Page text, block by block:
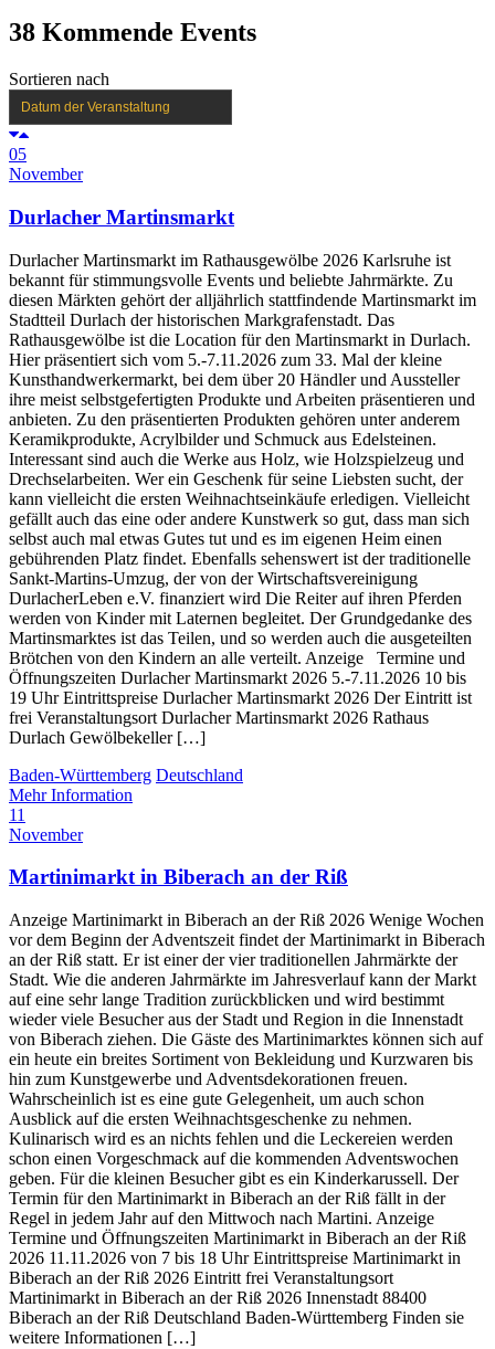
38 Kommende Events
Sortieren nach
Datum der Veranstaltung
05
November
Durlacher Martinsmarkt
Durlacher Martinsmarkt im Rathausgewölbe 2026 Karlsruhe ist
bekannt für stimmungsvolle Events und beliebte Jahrmärkte. Zu
diesen Märkten gehört der alljährlich stattfindende Martinsmarkt im
Stadtteil Durlach der historischen Markgrafenstadt. Das
Rathausgewölbe ist die Location für den Martinsmarkt in Durlach.
Hier präsentiert sich vom 5.-7.11.2026 zum 33. Mal der kleine
Kunsthandwerkermarkt, bei dem über 20 Händler und Aussteller
ihre meist selbstgefertigten Produkte und Arbeiten präsentieren und
anbieten. Zu den präsentierten Produkten gehören unter anderem
Keramikprodukte, Acrylbilder und Schmuck aus Edelsteinen.
Interessant sind auch die Werke aus Holz, wie Holzspielzeug und
Drechselarbeiten. Wer ein Geschenk für seine Liebsten sucht, der
kann vielleicht die ersten Weihnachtseinkäufe erledigen. Vielleicht
gefällt auch das eine oder andere Kunstwerk so gut, dass man sich
selbst auch mal etwas Gutes tut und es im eigenen Heim einen
gebührenden Platz findet. Ebenfalls sehenswert ist der traditionelle
Sankt-Martins-Umzug, der von der Wirtschaftsvereinigung
DurlacherLeben e.V. finanziert wird Die Reiter auf ihren Pferden
werden von Kinder mit Laternen begleitet. Der Grundgedanke des
Martinsmarktes ist das Teilen, und so werden auch die ausgeteilten
Brötchen von den Kindern an alle verteilt. Anzeige Termine und
Öffnungszeiten Durlacher Martinsmarkt 2026 5.-7.11.2026 10 bis
19 Uhr Eintrittspreise Durlacher Martinsmarkt 2026 Der Eintritt ist
frei Veranstaltungsort Durlacher Martinsmarkt 2026 Rathaus
Durlach Gewölbekeller […]
Baden-Württemberg Deutschland
Mehr Information
11
November
Martinimarkt in Biberach an der Riß
Anzeige Martinimarkt in Biberach an der Riß 2026 Wenige Wochen
vor dem Beginn der Adventszeit findet der Martinimarkt in Biberach
an der Riß statt. Er ist einer der vier traditionellen Jahrmärkte der
Stadt. Wie die anderen Jahrmärkte im Jahresverlauf kann der Markt
auf eine sehr lange Tradition zurückblicken und wird bestimmt
wieder viele Besucher aus der Stadt und Region in die Innenstadt
von Biberach ziehen. Die Gäste des Martinimarktes können sich auf
ein heute ein breites Sortiment von Bekleidung und Kurzwaren bis
hin zum Kunstgewerbe und Adventsdekorationen freuen.
Wahrscheinlich ist es eine gute Gelegenheit, um auch schon
Ausblick auf die ersten Weihnachtsgeschenke zu nehmen.
Kulinarisch wird es an nichts fehlen und die Leckereien werden
schon einen Vorgeschmack auf die kommenden Adventswochen
geben. Für die kleinen Besucher gibt es ein Kinderkarussell. Der
Termin für den Martinimarkt in Biberach an der Riß fällt in der
Regel in jedem Jahr auf den Mittwoch nach Martini. Anzeige
Termine und Öffnungszeiten Martinimarkt in Biberach an der Riß
2026 11.11.2026 von 7 bis 18 Uhr Eintrittspreise Martinimarkt in
Biberach an der Riß 2026 Eintritt frei Veranstaltungsort
Martinimarkt in Biberach an der Riß 2026 Innenstadt 88400
Biberach an der Riß Deutschland Baden-Württemberg Finden sie
weitere Informationen […]